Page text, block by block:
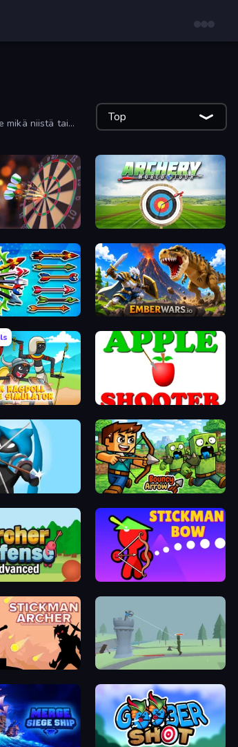
mikä niistä tai
Top
Archery World Tour
Masters EmberWars.io
Battle Simulator Apple Shooter
Castle Defense Bouncy Arrow
Stickman Bow
Stickman Archer: The Wizard Hero Tower Archer